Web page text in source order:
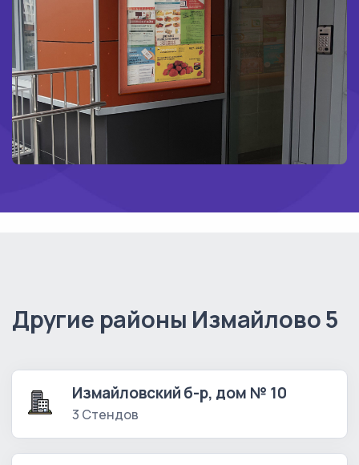
Другие районы Измайлово 5
Измайловский б-р, дом № 10
3 Стендов